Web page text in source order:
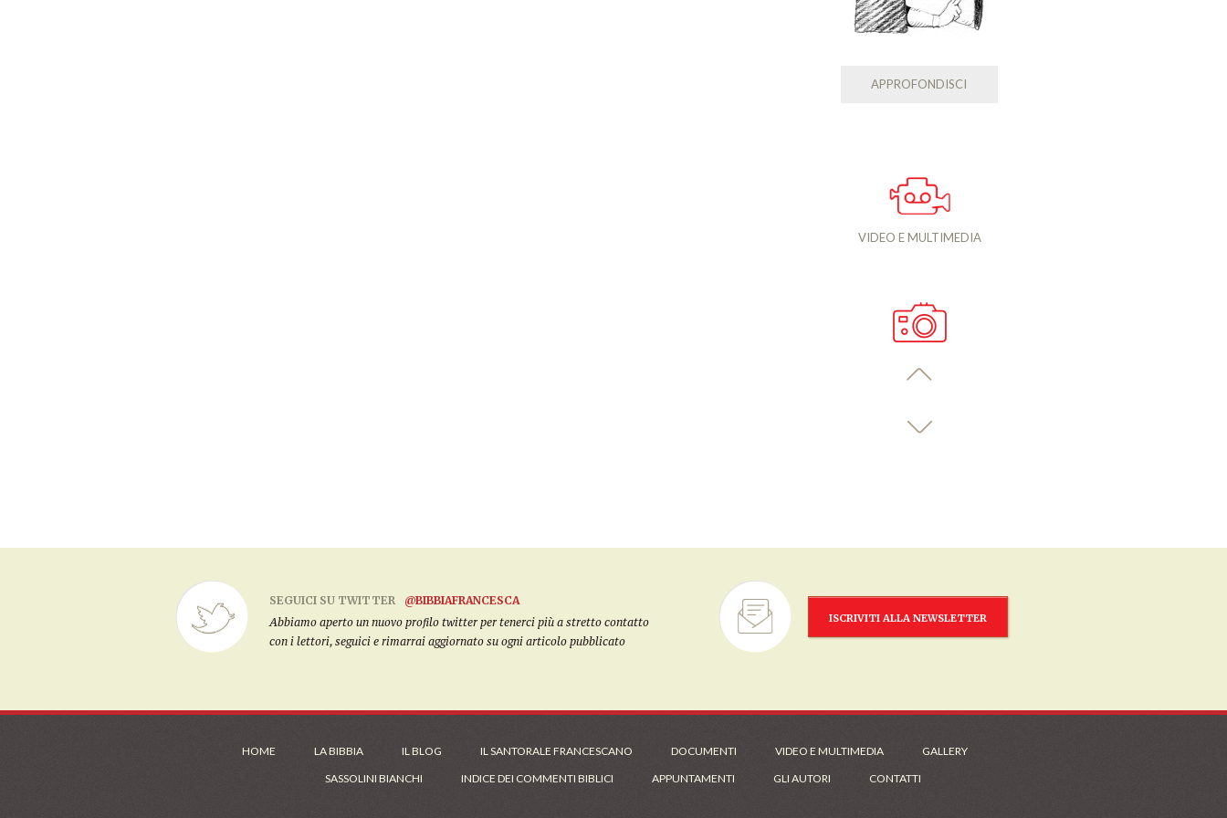
APPROFONDISCI
VIDEO E MULTIMEDIA
SEGUICI SU TWITTER
@BIBBIAFRANCESCA
Abbiamo aperto un nuovo profilo twitter per tenerci più a stretto contatto
con i lettori, seguici e rimarrai aggiornato su ogni articolo pubblicato
ISCRIVITI ALLA NEWSLETTER
HOME LA BIBBIA IL BLOG IL SANTORALE FRANCESCANO DOCUMENTI VIDEO E MULTIMEDIA
GALLERY
SASSOLINI BIANCHI
INDICE DEI COMMENTI BIBLICI APPUNTAMENTI GLI AUTORI CONTATTI